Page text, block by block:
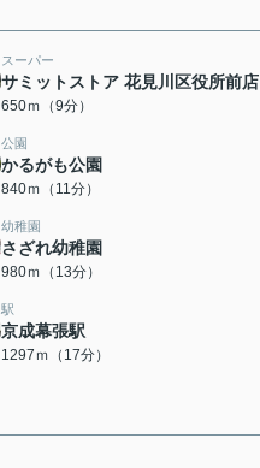
スーパー
サミットストア 花見川区役所前店
650ｍ（9分）
公園
かるがも公園
840ｍ（11分）
幼稚園
さざれ幼稚園
980ｍ（13分）
駅
京成幕張駅
1297ｍ（17分）